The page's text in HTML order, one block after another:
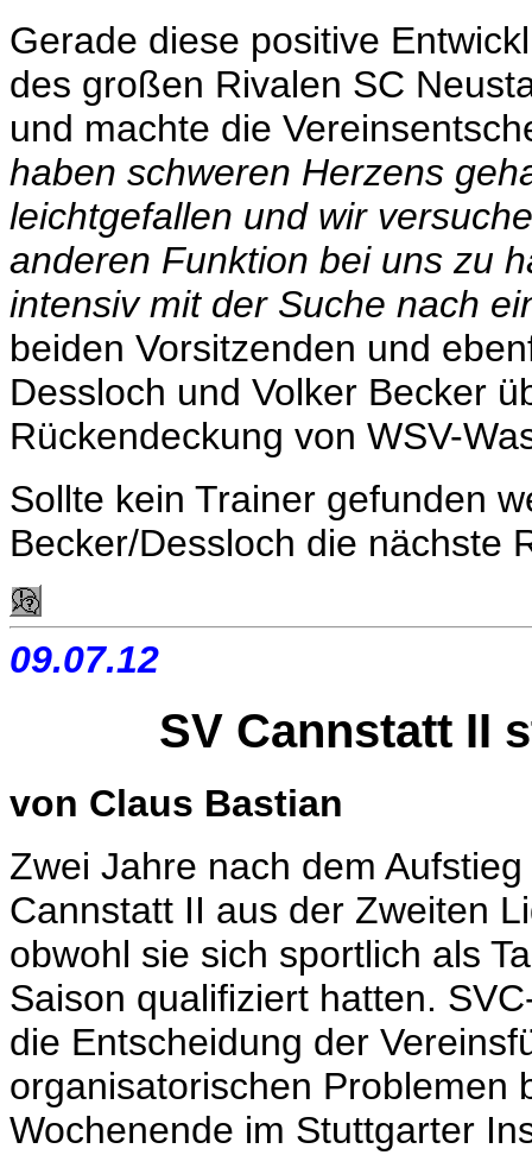
Gerade diese positive
des großen Rivalen SC
und machte die
haben schweren Herzens
leichtgefallen und wir
anderen Funktion bei uns zu
intensiv mit der Suche nach
beiden Vorsitzenden und
Dessloch und Volker Becker
Rückendeckung von WSV-
Sollte kein Trainer gefunden
Becker/Dessloch die nächste
09.07.12
SV Cannstatt II
von Claus Bastian
Zwei Jahre nach dem
Cannstatt II aus der Zweiten
obwohl sie sich sportlich als
Saison qualifiziert hatten.
die Entscheidung der
organisatorischen Problemen
Wochenende im Stuttgarter